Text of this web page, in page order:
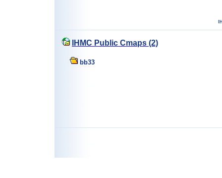
IHMC Public Cmaps (2)
bb33